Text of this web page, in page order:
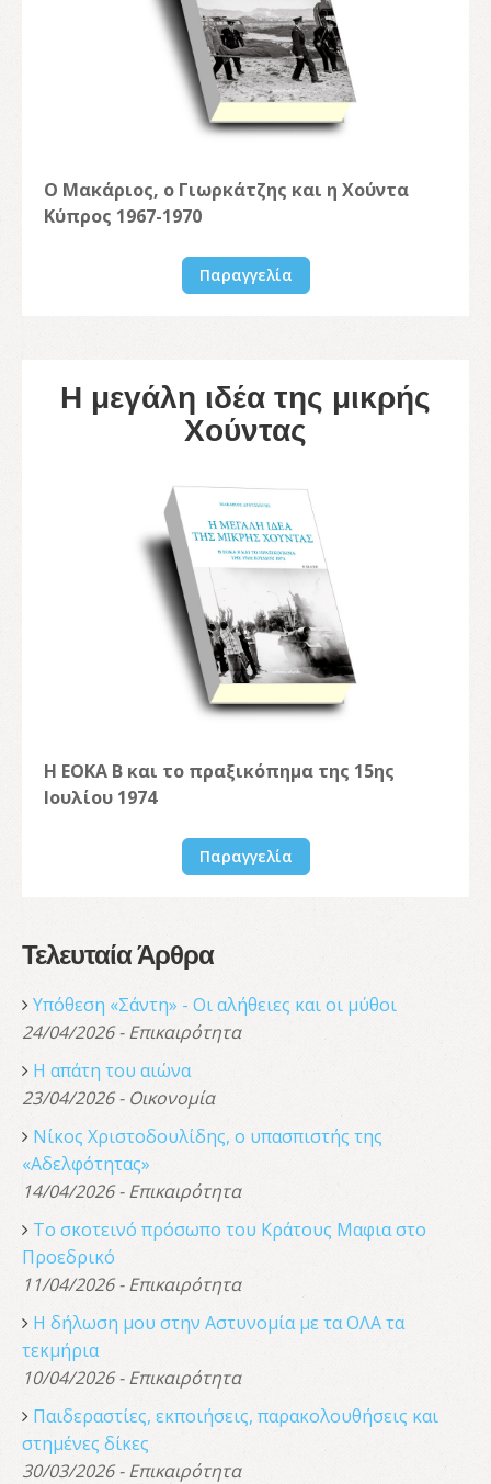
Ο Μακάριος, ο Γιωρκάτζης και η Χούντα
Κύπρος 1967-1970
Παραγγελία
Η μεγάλη ιδέα της μικρής
Χούντας
Η ΕΟΚΑ Β και το πραξικόπημα της 15ης
Ιουλίου 1974
Παραγγελία
Τελευταία Άρθρα
Υπόθεση «Σάντη» - Οι αλήθειες και οι μύθοι
24/04/2026 - Επικαιρότητα
Η απάτη του αιώνα
23/04/2026 - Οικονομία
Νίκος Χριστοδουλίδης, o υπασπιστής της
«Αδελφότητας»
14/04/2026 - Επικαιρότητα
Το σκοτεινό πρόσωπο του Κράτους Μαφια στο
Προεδρικό
11/04/2026 - Επικαιρότητα
Η δήλωση μου στην Αστυνομία με τα ΟΛΑ τα
τεκμήρια
10/04/2026 - Επικαιρότητα
Παιδεραστίες, εκποιήσεις, παρακολουθήσεις και
στημένες δίκες
30/03/2026 - Επικαιρότητα